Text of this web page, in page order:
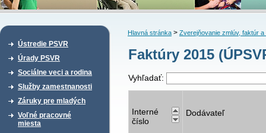
Ústredie PSVR
Úrady PSVR
Sociálne veci a rodina
Služby zamestnanosti
Záruky pre mladých
Voľné pracovné
miesta
Hlavná stránka> Zverejňovanie zmlúv, faktúr a
Faktúry 2015
Vyhľadať:
Interné
číslo
Dodávateľ